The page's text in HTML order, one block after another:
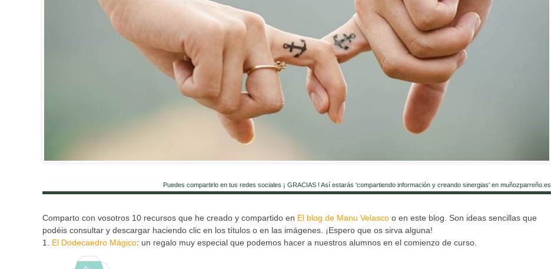
Puedes compartirlo en tus redes sociales ¡ GRACIAS ! Así estarás 'compartiendo información y creando sinergias' en muñozparreño.es
Comparto con vosotros 10 recursos que he creado y compartido en El blog de Manu Velasco o en este blog. Son ideas sencillas que
podéis consultar y descargar haciendo clic en los títulos o en las imágenes. ¡Espero que os sirva alguna!
1. El Dodecaedro Mágico: un regalo muy especial que podemos hacer a nuestros alumnos en el comienzo de curso.